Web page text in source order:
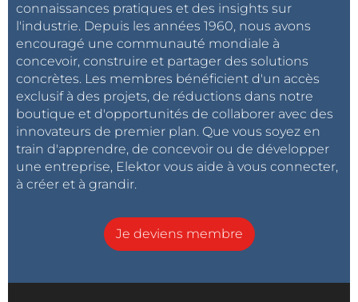
connaissances pratiques et des insights sur
l'industrie. Depuis les années 1960, nous avons
encouragé une communauté mondiale à
concevoir, construire et partager des solutions
concrètes. Les membres bénéficient d'un accès
exclusif à des projets, de réductions dans notre
boutique et d'opportunités de collaborer avec des
innovateurs de premier plan. Que vous soyez en
train d'apprendre, de concevoir ou de développer
une entreprise, Elektor vous aide à vous connecter,
à créer et à grandir.
Je deviens membre